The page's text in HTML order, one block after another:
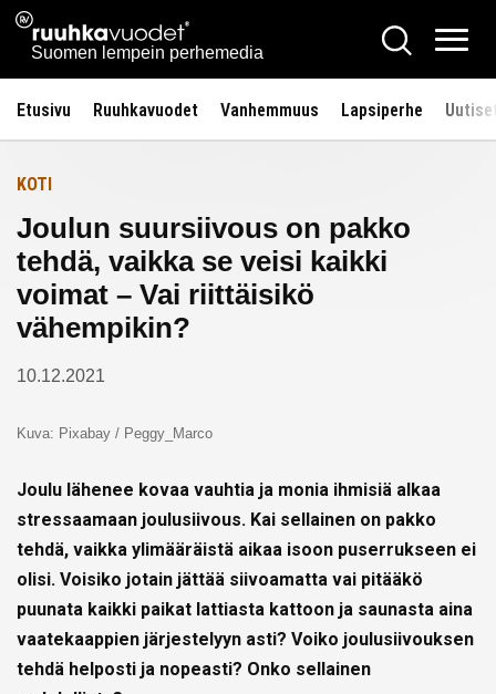
Siirry
sisältöön
Ruuhkavuodet.fi
Suomen lempein perhemedia
Hae
Etusivu Ruuhkavuodet Vanhemmuus Lapsiperhe
Etusivulle
KOTI
Joulun suursiivous on pakko
tehdä, vaikka se veisi kaikki
voimat – Vai riittäisikö
vähempikin?
10.12.2021
Kuva: Pixabay / Peggy_Marco
Joulu lähenee kovaa vauhtia ja monia ihmisiä alkaa
stressaamaan joulusiivous. Kai sellainen on pakko
tehdä, vaikka ylimääräistä aikaa isoon puserrukseen ei
olisi. Voisiko jotain jättää siivoamatta vai pitääkö
puunata kaikki paikat lattiasta kattoon ja saunasta aina
vaatekaappien järjestelyyn asti? Voiko joulusiivouksen
tehdä helposti ja nopeasti? Onko sellainen